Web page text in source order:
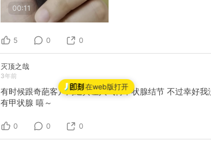
在web版打开
00:11
5 0 0
灭顶之哉
3年前
有时候跟奇葩客户沟通真让人气得甲状腺结节 不过幸好我
有甲状腺 嘻～
0 0 0